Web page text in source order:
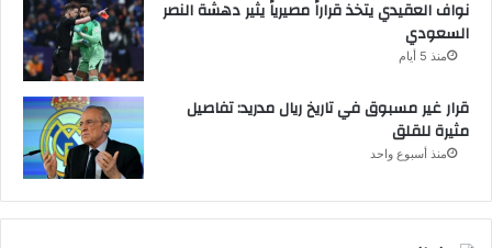
نواف العقيدي يتخذ قراراً مصيرياً يثير دهشة النصر
السعودي
منذ 5 أيام
قرار غير مسبوق في تاريخ ريال مدريد: تفاصيل
مثيرة للقلق
منذ أسبوع واحد